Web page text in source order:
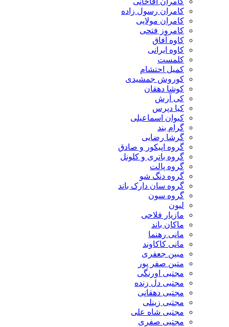
کامران رسول زاده
کامران مولایی
کامروز فتحی
کاوه آفاق
کاوه ایرانی
کلمست
کمیل احتشام
کوروش جمشیدی
کوشا دهقان
کی آرش
کیا دپرس
کیوان اسماعیلی
گرام بند
گرشا رضایی
گروه اپیکور و صادق
گروه باتری و کلونل
گروه پالت
گروه دنگ شو
گروه سان دارک باند
گروه سون
لیون
مازیار فلاحی
ماکان باند
مانی رهنما
مانی کاکاوند
مبین جعفری
متین صفر پور
مجتبی اورنگی
مجتبی دل زنده
مجتبی دهقانی
مجتبی زینلی
مجتبی شاه علی
مجتبی صفری